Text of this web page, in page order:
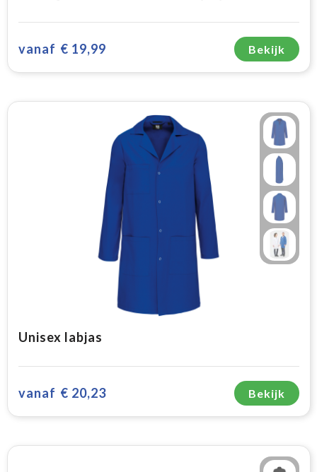
vanaf € 19,99 Bekijk
Unisex labjas
vanaf € 20,23 Bekijk